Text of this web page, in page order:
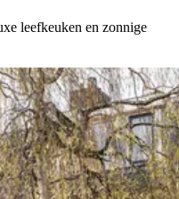
leefkeuken en zonnige